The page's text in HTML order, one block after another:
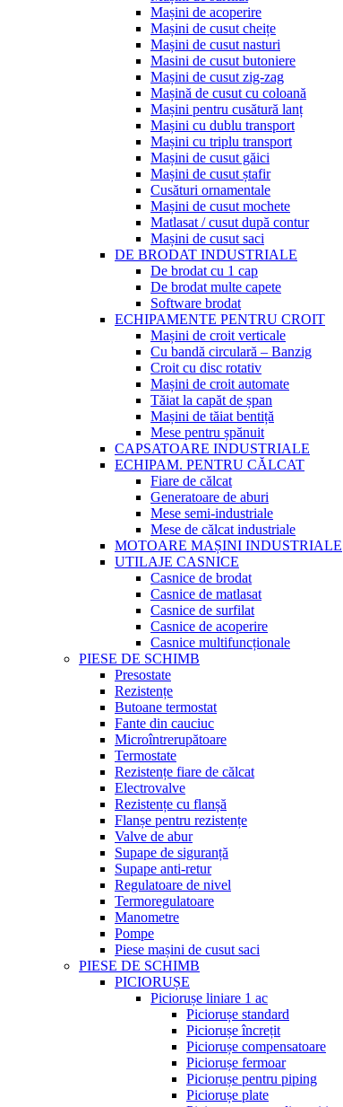
Mașini de acoperire
Mașini de cusut cheițe
Mașini de cusut nasturi
Masini de cusut butoniere
Mașini de cusut zig-zag
Mașină de cusut cu coloană
Mașini pentru cusătură lanț
Mașini cu dublu transport
Mașini cu triplu transport
Mașini de cusut găici
Mașini de cusut ștafir
Cusături ornamentale
Mașini de cusut mochete
Matlasat / cusut după contur
Mașini de cusut saci
DE BRODAT INDUSTRIALE
De brodat cu 1 cap
De brodat multe capete
Software brodat
ECHIPAMENTE PENTRU CROIT
Mașini de croit verticale
Cu bandă circulară – Banzig
Croit cu disc rotativ
Mașini de croit automate
Tăiat la capăt de șpan
Mașini de tăiat bentiță
Mese pentru șpănuit
CAPSATOARE INDUSTRIALE
ECHIPAM. PENTRU CĂLCAT
Fiare de călcat
Generatoare de aburi
Mese semi-industriale
Mese de călcat industriale
MOTOARE MAȘINI INDUSTRIALE
UTILAJE CASNICE
Casnice de brodat
Casnice de matlasat
Casnice de surfilat
Casnice de acoperire
Casnice multifuncționale
PIESE DE SCHIMB
Presostate
Rezistențe
Butoane termostat
Fante din cauciuc
Microîntrerupătoare
Termostate
Rezistențe fiare de călcat
Electrovalve
Rezistențe cu flanșă
Flanșe pentru rezistențe
Valve de abur
Supape de siguranță
Supape anti-retur
Regulatoare de nivel
Termoregulatoare
Manometre
Pompe
Piese mașini de cusut saci
PIESE DE SCHIMB
PICIORUȘE
Piciorușe liniare 1 ac
Piciorușe standard
Piciorușe încrețit
Piciorușe compensatoare
Piciorușe fermoar
Piciorușe pentru piping
Piciorușe plate